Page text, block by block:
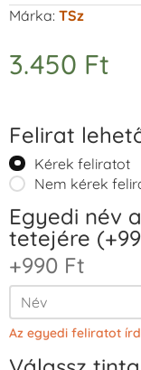
Márka: TSz
3.450 Ft
Felirat
Kérek feliratot
Nem kérek
Egyedi név
tetejére
+990 Ft
Az egyedi feliratot